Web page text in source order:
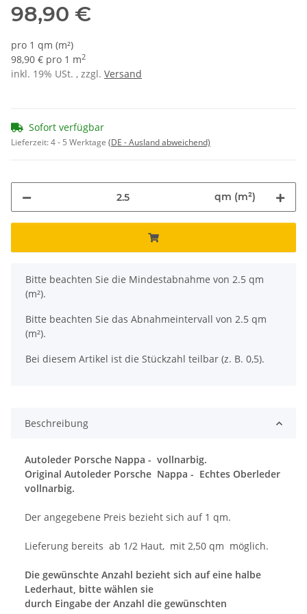
98,90 €
pro 1 qm (m²)
98,90 € pro 1 m2
inkl. 19% USt. , zzgl. Versand
Sofort verfügbar
Lieferzeit:4 - 5 Werktage (DE - Ausland abweichend)
qm (m²)
x
Bitte beachten Sie die Mindestabnahme von 2.5 qm
(m²).
Bitte beachten Sie das Abnahmeintervall von 2.5 qm
(m²).
Bei diesem Artikel ist die Stückzahl teilbar (z. B. 0,5).
Beschreibung
Autoleder Porsche Nappa - vollnarbig.
Original Autoleder Porsche Nappa - Echtes Oberleder
vollnarbig.
Der angegebene Preis bezieht sich auf 1 qm.
Lieferung bereits ab 1/2 Haut, mit 2,50 qm möglich.
Die gewünschte Anzahl bezieht sich auf eine halbe
Lederhaut, bitte wählen sie
durch Eingabe der Anzahl die gewünschten